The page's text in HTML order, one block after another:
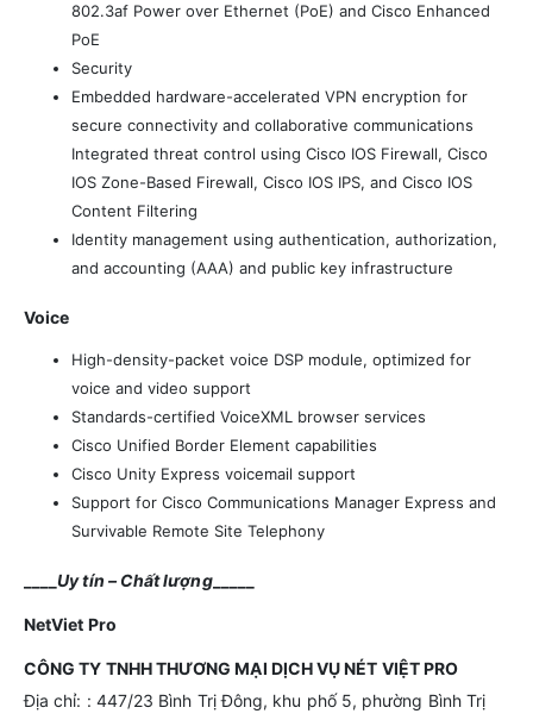
802.3af Power over Ethernet (PoE) and Cisco Enhanced
PoE
Security
Embedded hardware-accelerated VPN encryption for
secure connectivity and collaborative communications
Integrated threat control using Cisco IOS Firewall, Cisco
IOS Zone-Based Firewall, Cisco IOS IPS, and Cisco IOS
Content Filtering
Identity management using authentication, authorization,
and accounting (AAA) and public key infrastructure
Voice
High-density-packet voice DSP module, optimized for
voice and video support
Standards-certified VoiceXML browser services
Cisco Unified Border Element capabilities
Cisco Unity Express voicemail support
Support for Cisco Communications Manager Express and
Survivable Remote Site Telephony
____Uy tín – Chất lượng_____
NetViet Pro
CÔNG TY TNHH THƯƠNG MẠI DỊCH VỤ NÉT VIỆT PRO
Địa chỉ: : 447/23 Bình Trị Đông, khu phố 5, phường Bình Trị